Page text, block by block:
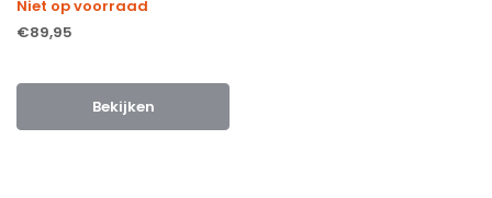
Niet op voorraad
€89,95
Bekijken